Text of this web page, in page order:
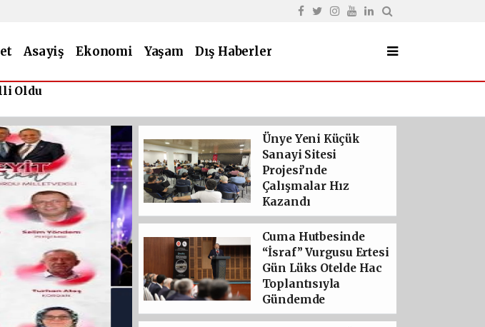
Asayiş Ekonomi Yaşam Dış Haberler
PROGRAMI BELLİ OLDU: TAYFUN GÜRSOY PARKI'NDA
Ünye Yeni Küçük
Sanayi Sitesi
Projesi’nde
Çalışmalar Hız
Kazandı
Cuma Hutbesinde
“İsraf” Vurgusu Ertesi
Gün Lüks Otelde Hac
Toplantısıyla
Gündemde